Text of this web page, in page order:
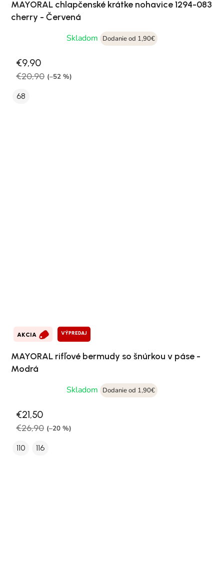
MAYORAL chlapčenské krátke nohavice 1294-083
cherry - Červená
Skladom
Dodanie od 1,90€
€9,90
€20,90 (–52 %)
68
AKCIA VÝPREDAJ
MAYORAL rifľové bermudy so šnúrkou v páse -
Modrá
Skladom
Dodanie od 1,90€
€21,50
€26,90 (–20 %)
110 116